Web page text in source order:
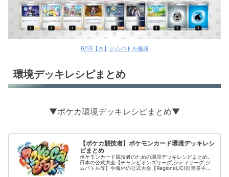
6/13【木】ジムバトル優勝
環境デッキレシピまとめ
▼ポケカ環境デッキレシピまとめ▼
【ポケカ競技者】ポケモンカード環境デッキレシ
ピまとめ
ポケモンカード競技者のための環境デッキレシピまとめ。
日本の公式大会【チャンピオンズリーグ,シティリーグ,ジ
ムバトル等】や海外の公式大会【Regional,IC(国際選手